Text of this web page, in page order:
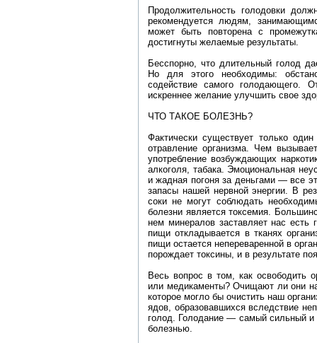
Продолжительность голодовки
рекомендуется людям,
может быть повторена с
достигнуты желаемые результаты.
Бесспорно, что длительный голод
Но для этого необходимы:
содействие самого голодающего.
искреннее желание улучшить свое
ЧТО ТАКОЕ БОЛЕЗНЬ?
Фактически существует только
отравление организма. Чем
употребление возбуждающих
алкоголя, табака. Эмоциональная
и жадная погоня за деньгами — все
запасы нашей нервной энергии. В
соки не могут соблюдать
болезни является токсемия.
нем минералов заставляет нас
пищи откладывается в тканях
пищи остается непереваренной в
порождает токсины, и в результате
Весь вопрос в том, как освободить
или медикаменты? Очищают ли они
которое могло бы очистить наш
ядов, образовавшихся вследствие
голод. Голодание — самый сильный и
болезнью.